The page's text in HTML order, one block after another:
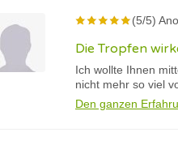
(5/5)
Die Tropfen
Ich wollte Ihnen
nicht mehr so viel
Den ganzen